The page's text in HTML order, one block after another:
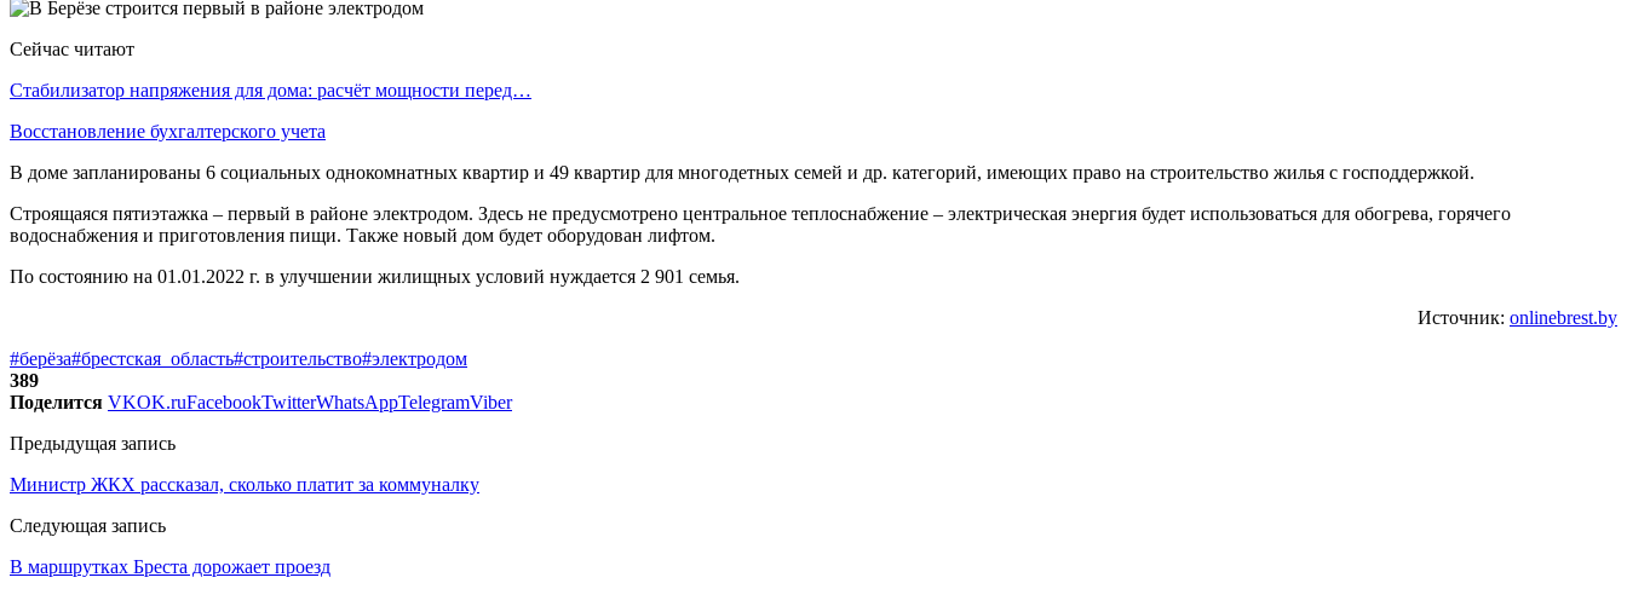
Сейчас читают
Стабилизатор напряжения для дома: расчёт мощности перед…
Восстановление бухгалтерского учета
В доме запланированы 6 социальных однокомнатных квартир и 49 квартир для многодетных семей и др. категорий, имеющих право на строительство жилья с господдержкой.
Строящаяся пятиэтажка – первый в районе электродом. Здесь не предусмотрено центральное теплоснабжение – электрическая энергия будет использоваться для обогрева, горячего
водоснабжения и приготовления пищи. Также новый дом будет оборудован лифтом.
По состоянию на 01.01.2022 г. в улучшении жилищных условий нуждается 2 901 семья.
Источник: onlinebrest.by
#берёза#брестская_область#строительство#электродом
389
Поделится VKOK.ruFacebookTwitterWhatsAppTelegramViber
Предыдущая запись
Министр ЖКХ рассказал, сколько платит за коммуналку
Следующая запись
В маршрутках Бреста дорожает проезд